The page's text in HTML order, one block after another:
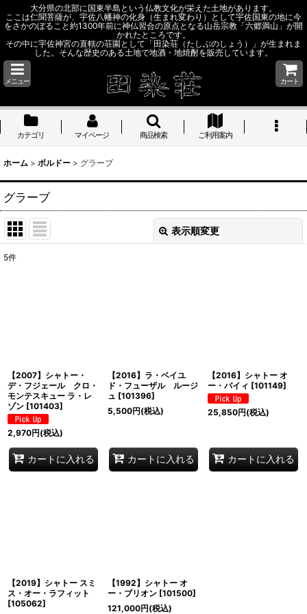
大分県の北部に国東半島という仏教文化が栄えた土地があります。
ここは仁聞菩薩が、宇佐八幡神の化身（生まれ変わり）として宇佐国東の地に今
をさかのぼること約1300年前に神仏習合の原点となる山岳宗教「六郷満山」が開
かれたところです。
その中に宇佐神宮の直轄の荘園として「田染荘（たしぶのしょう）」が生まれま
した。そんな歴史のある土地で地酒・地焼酎を販売しています。
メニュー カート
カテゴリ マイページ 商品検索 ご利用案内
ホーム > ボルドー > グラーブ
グラーブ
表示順変更
5件
【2007】シャトー・
デ・フジェール クロ・
モンテスキュー ラ・レ
ゾン [101403]
2,970円(税込)
カートに入れる
【2016】ラ・ベイユ
ド・フューザル ルージ
ュ [101396]
5,500円(税込)
カートに入れる
【2016】シャトー オ
ー・バイィ [101149]
25,850円(税込)
カートに入れる
【2019】シャトー スミ
ス・オー・ラフィット
[105062]
【1992】シャトー オ
ー・ブリオン [101500]
121,000円(税込)